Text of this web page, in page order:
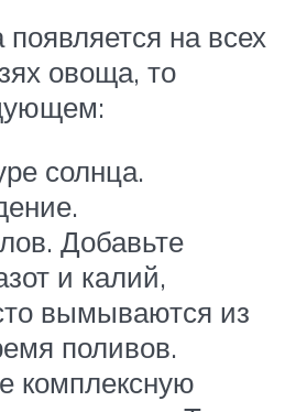
появляется на всех
овоща, то
солнца.
Добавьте
и калий,
вымываются из
поливов.
комплексную